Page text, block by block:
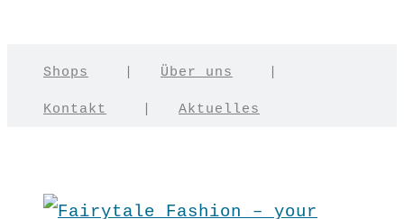
Shops Über uns
Kontakt Aktuelles